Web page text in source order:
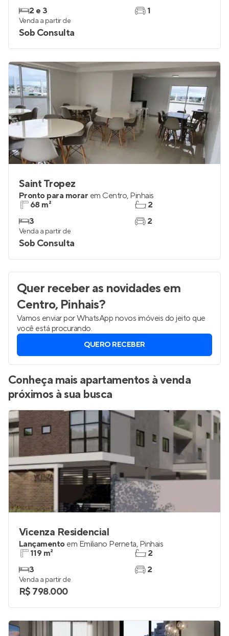
2 e 3
1
Venda a partir de
Sob Consulta
Saint Tropez
Pronto para morar em Centro, Pinhais
68 m²
3
2
2
Venda a partir de
Sob Consulta
Quer receber as novidadesem
Centro, Pinhais?
Vamos enviar por WhatsApp novos imóveis do jeito que
você está procurando.
QUERO RECEBER
Conheça mais apartamentos à venda
próximos à sua busca
Vicenza Residencial
Lançamento em Emiliano Perneta, Pinhais
119 m²
3
2
2
Venda a partir de
R$ 798.000